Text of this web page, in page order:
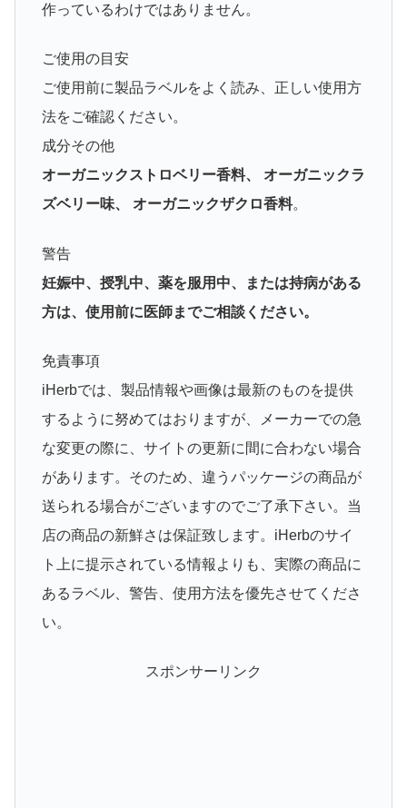
作っているわけではありません。
ご使用の目安
ご使用前に製品ラベルをよく読み、正しい使用方
法をご確認ください。
成分その他
オーガニックストロベリー香料、 オーガニックラ
ズベリー味、 オーガニックザクロ香料。
警告
妊娠中、授乳中、薬を服用中、または持病がある
方は、使用前に医師までご相談ください。
免責事項
iHerbでは、製品情報や画像は最新のものを提供
するように努めてはおりますが、メーカーでの急
な変更の際に、サイトの更新に間に合わない場合
があります。そのため、違うパッケージの商品が
送られる場合がございますのでご了承下さい。当
店の商品の新鮮さは保証致します。iHerbのサイ
ト上に提示されている情報よりも、実際の商品に
あるラベル、警告、使用方法を優先させてくださ
い。
スポンサーリンク